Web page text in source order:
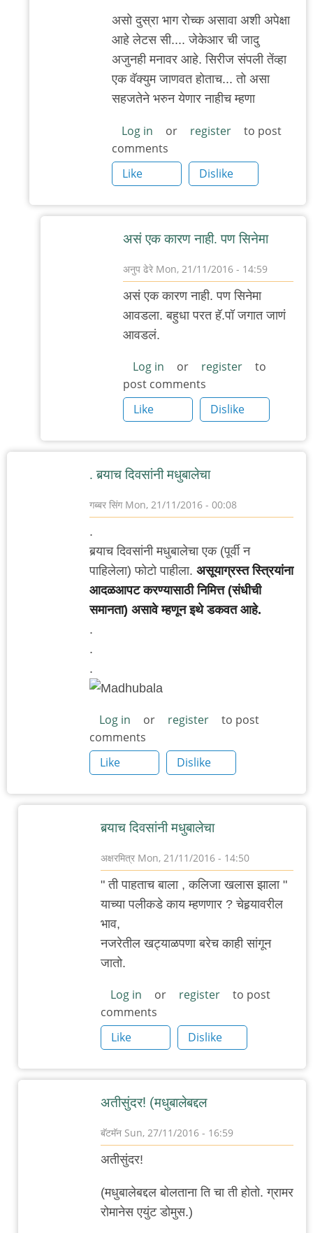
ढेरे
असो दुस्रा भाग रोच्क असावा अशी अपेक्षा
आहे लेटस सी.... जेकेआर ची जादु
अजुनही मनावर आहे. सिरीज संपली तेंव्हा
एक वॅक्युम जाणवत होताच... तो असा
सहजतेने भरुन येणार नाहीच म्हणा
Log in or register
to post
comments
Like
Dislike
असं एक कारण नाही. पण सिनेमा
अनुप ढेरे Mon, 21/11/2016 - 14:59
In
reply
काय
आवडले
?
by
रेड
असं एक कारण नाही. पण सिनेमा
आवडला. बहुधा परत हॅ.पॉ जगात जाणं
आवडलं.
Log in or register
to
post comments
Like
Dislike
. बर्‍याच दिवसांनी मधुबालेचा
गब्बर सिंगMon, 21/11/2016 - 00:08
.
बर्‍याच दिवसांनी मधुबालेचा एक (पूर्वी न
पाहिलेला) फोटो पाहीला. असूयाग्रस्त स्त्रियांना
आदळआपट करण्यासाठी निमित्त (संधीची
समानता) असावे म्हणून इथे डकवत आहे.
.
.
.
Log in or register
to post
comments
Like
Dislike
बर्‍याच दिवसांनी मधुबालेचा
अक्षरमित्र Mon, 21/11/2016 - 14:50
In
बर्‍याच
मधुबालेचा
by
गब्बर
सिंग
" ती पाहताच बाला , कलिजा खलास झाला "
याच्या पलीकडे काय म्हणणार ? चेहर्‍यावरील
भाव,
नजरेतील खट्याळपणा बरेच काही सांगून
जातो.
Log in or register
to post
comments
Like
Dislike
अतीसुंदर! (मधुबालेबद्दल
बॅटमॅन Sun, 27/11/2016 - 16:59
reply
to
.
अतीसुंदर!
(मधुबालेबद्दल बोलताना ति चा ती होतो. ग्रामर
रोमानेस एयुंट डोमुस.)